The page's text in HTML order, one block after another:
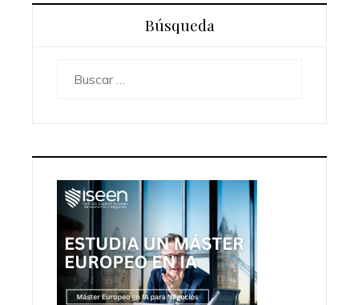
Búsqueda